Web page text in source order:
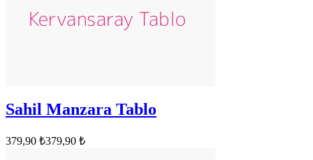
Sahil Manzara Tablo
379,90 ₺379,90 ₺